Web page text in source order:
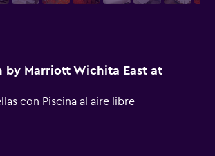
by Marriott Wichita East at
con Piscina al aire libre